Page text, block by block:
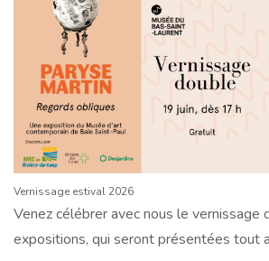
Vernissage estival 2026
Venez célébrer avec nous le vernissage
expositions, qui seront présentées tout